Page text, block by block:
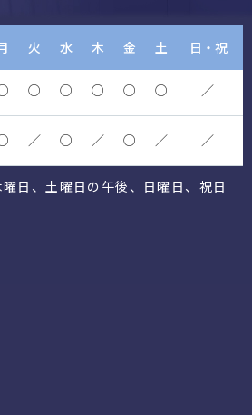
火 水 木 金 土 日・祝
○ ○ ○ ○ ○ ／
／ ○ ／ ○ ／ ／
曜日、土曜日の午後、日曜日、祝日